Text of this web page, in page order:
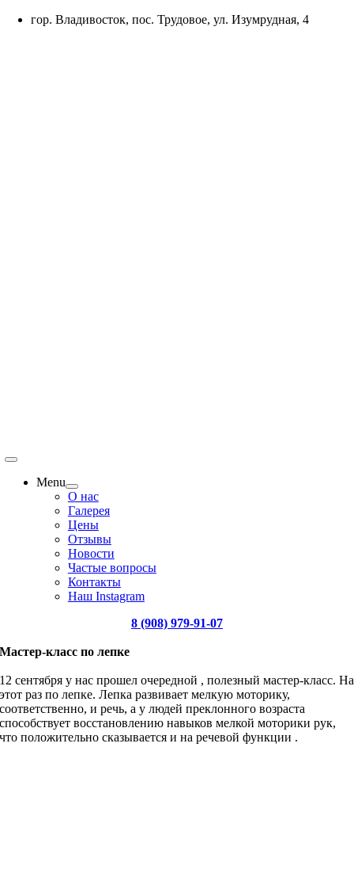
Skip
гор. Владивосток, пос. Трудовое, ул. Изумрудная, 4
Menu
О нас
Галерея
Цены
Отзывы
Новости
Частые вопросы
Контакты
Наш Instagram
8 (908) 979-91-07
Мастер-класс по лепке
12 сентября у нас прошел очередной , полезный мастер-класс. На
этот раз по лепке. Лепка развивает мелкую моторику,
соответственно, и речь, а у людей преклонного возраста
способствует восстановлению навыков мелкой моторики рук,
что положительно сказывается и на речевой функции .